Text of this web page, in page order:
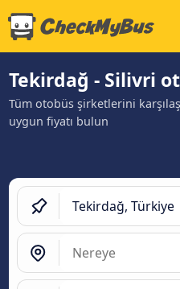
Tekirdağ - Silivri
Tüm otobüs şirketlerini
uygun fiyatı bulun